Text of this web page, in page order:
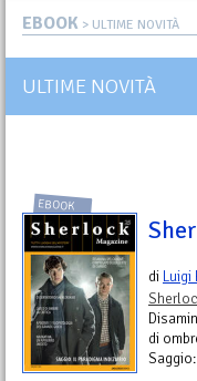
EBOOK > ULTIME NOVITÀ
ULTIME NOVITÀ
EBOOK
di Luigi
di